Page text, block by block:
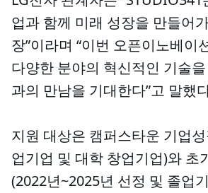
업과 함께 미래 성장을 만들어
장”이라며 “이번 오픈이노베이
다양한 분야의 혁신적인 기술
과의 만남을 기대한다”고 말했
지원 대상은 캠퍼스타운 기업
업기업 및 대학 창업기업)와 초
(2022년~2025년 선정 및 졸업